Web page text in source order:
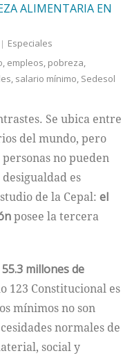
ALIMENTARIA EN
Especiales
, empleos, pobreza,
, salario mínimo, Sedesol
Se ubica entre
del mundo, pero
no pueden
es
de la Cepal: el
posee la tercera
55.3 millones de
123 Constitucional es
mínimos no son
normales de
social y